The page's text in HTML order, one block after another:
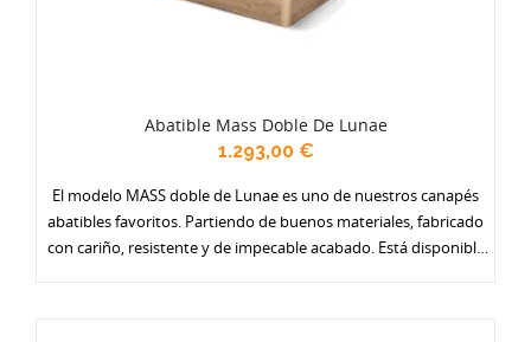
Abatible Mass Doble De Lunae
1.293,00 €
El modelo MASS doble de Lunae es uno de nuestros canapés
abatibles favoritos. Partiendo de buenos materiales, fabricado
con cariño, resistente y de impecable acabado. Está disponible